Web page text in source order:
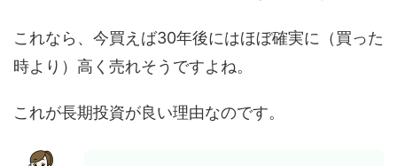
これなら、今買えば30年後にはほぼ確実に（買った
時より）高く売れそうですよね。
これが長期投資が良い理由なのです。